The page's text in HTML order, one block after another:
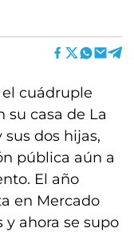
cuádruple
su casa de La
sus dos hijas,
pública aún a
El año
en Mercado
y ahora se supo